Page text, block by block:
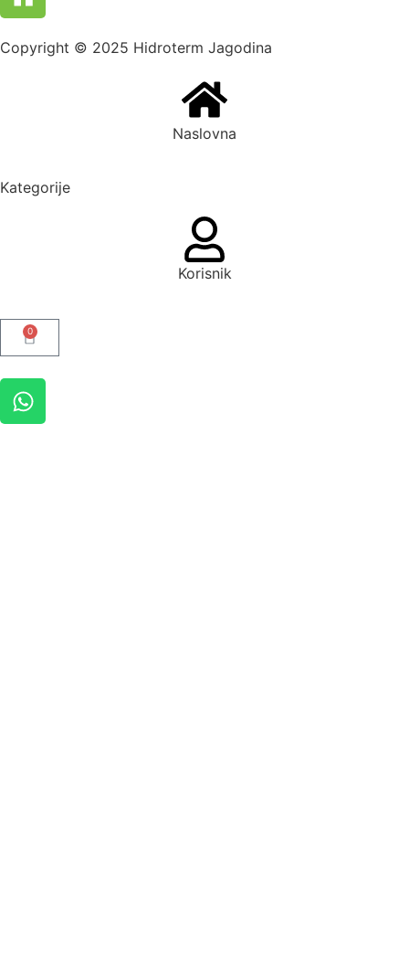
Copyright © 2025 Hidroterm Jagodina
Naslovna
Kategorije
Korisnik
0